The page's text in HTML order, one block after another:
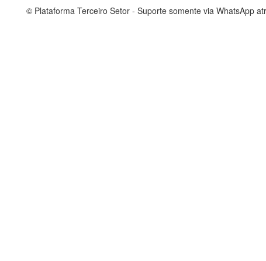
© Plataforma Terceiro Setor - Suporte somente via WhatsApp